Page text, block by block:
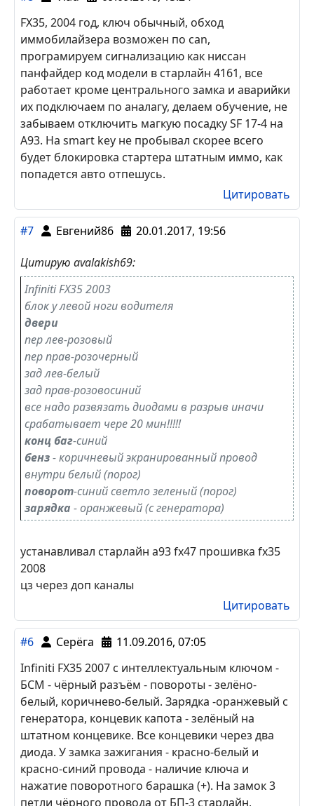
Концевик капота приходит в модуль под
капотом справа от АКБ далее идёт по кану. В
этом же модуле либо синий тонкий(насос), либо
жёлтый тонкий зажигание, блокировки. На двух
продольных разъёмах.
Цитировать
#8 Vlad
09.09.2018, 15:24
FX35, 2004 год, ключ обычный, обход
иммобилайзера возможен по can,
програмируем сигнализацию как ниссан
панфайдер код модели в старлайн 4161, все
работает кроме центрального замка и аварийки
забываем отключить магкую посадку SF 17-4 на
А93. На smart key не пробывал скорее всего
будет блокировка стартера штатным иммо, как
попадется авто отпешусь.
#7 Евгений86
Цитирую avalakish69:
Infiniti FX35 2003
блок у левой ноги водителя
двери
пер лев-розовый
пер прав-розочерный
зад лев-белый
все надо развязать диодами в разрыв иначи
срабатывает чере 20 мин!!!!!
конц баг-синий
- коричневый экранированный провод
внутри белый (порог)
поворот-синий светло зеленый (порог)
устанавливал старлайн а93 fx47 прошивка fx35
2008
цз через доп каналы
Цитировать
#6 Серёга
11.09.2016, 07:05